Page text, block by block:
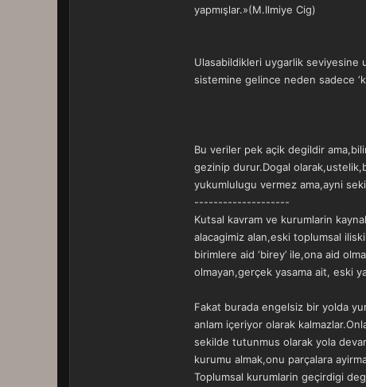
yapmışlar.»(M.Ilmiye Cig)
Ulasabildikleri uygarlik
sistemine gelince neden sadece
Bu veriler pek açik degildir
gezinip durur.Dogal
yukumlulugu vermez ama,ayni
--------------------
Kutsal kavram ve kurumlarin
alacagimiz alan,eski toplumsal
birimlere aid ‘birey’ ile,ona aid
olmayan,gerçek yasama ait, eski
Fakat burada engelsiz bir yolda
anlam içeriyor olarak
sekilde tutunmus olarak yola
kurumu almak,onu parçalara
Toplumsal kurumlarin geçirdigi